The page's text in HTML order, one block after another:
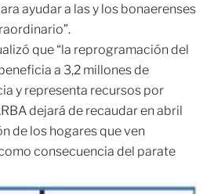
ayudar a las y los bonaerenses
que “la reprogramación del
a 3,2 millones de
y representa recursos por
dejará de recaudar en abril
de los hogares que ven
consecuencia del parate